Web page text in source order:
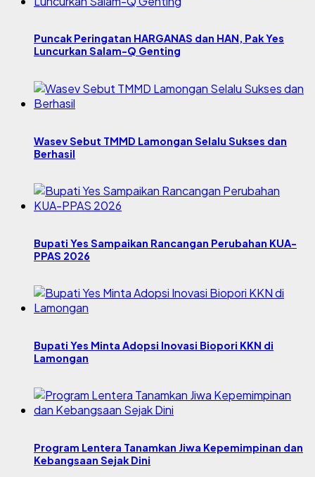
Puncak Peringatan HARGANAS dan HAN, Pak Yes
Luncurkan Salam-Q Genting
Wasev Sebut TMMD Lamongan Selalu Sukses dan
Berhasil
Bupati Yes Sampaikan Rancangan Perubahan KUA-
PPAS 2026
Bupati Yes Minta Adopsi Inovasi Biopori KKN di
Lamongan
Program Lentera Tanamkan Jiwa Kepemimpinan dan
Kebangsaan Sejak Dini